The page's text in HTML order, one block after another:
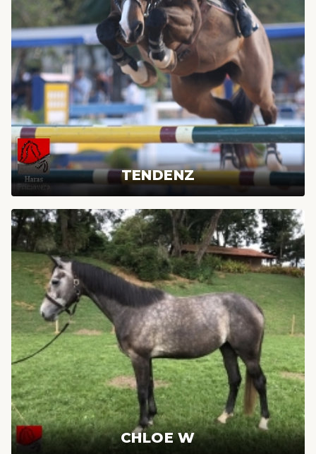
TENDENZ
CHLOE W